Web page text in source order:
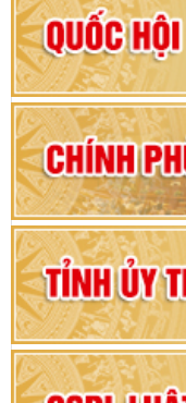
Hướng
khoá
2026-
80
vì sự
Bộ
Đảng
2025 -
Đại hội
nhiệm
Đại hội